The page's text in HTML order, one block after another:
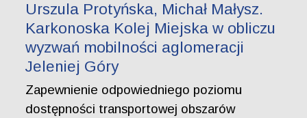
Urszula Protyńska, Michał Małysz.
Karkonoska Kolej Miejska w obliczu
wyzwań mobilności aglomeracji
Jeleniej Góry
Zapewnienie odpowiedniego poziomu
dostępności transportowej obszarów